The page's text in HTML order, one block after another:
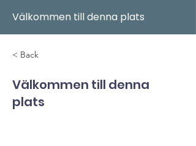
Välkommen till denna plats
< Back
Välkommen till denna
plats